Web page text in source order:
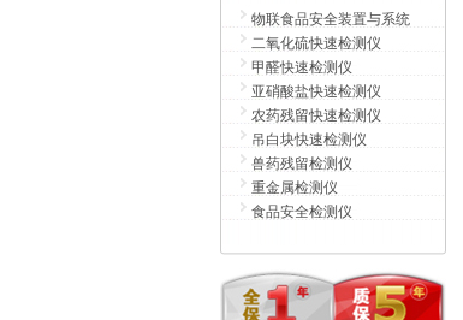
物联食品安全装置与系统
二氧化硫快速检测仪
甲醛快速检测仪
亚硝酸盐快速检测仪
农药残留快速检测仪
吊白块快速检测仪
兽药残留检测仪
重金属检测仪
食品安全检测仪